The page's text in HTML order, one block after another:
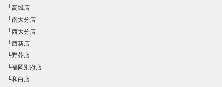
└高城店
└南大分店
└西大分店
└西新店
└野芥店
└福岡別府店
└和白店